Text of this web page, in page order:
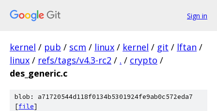
Sign in
kernel / pub / scm / linux / kernel / git / lftan /
linux / refs/tags/v4.3-rc2 / . / crypto /
des_generic.c
blob: a71720544d118f0134b5301924fe9ab0c572eda7
[file]